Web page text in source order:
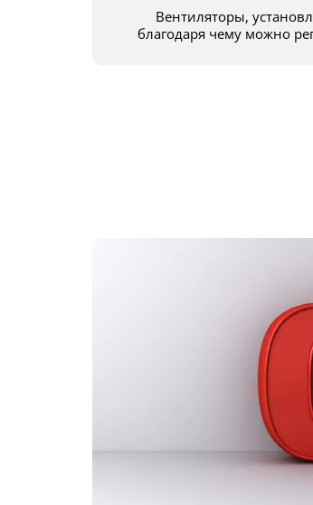
Вентиляторы, установленные в данной модели, имеют 3 ступени скорости,
благодаря чему можно